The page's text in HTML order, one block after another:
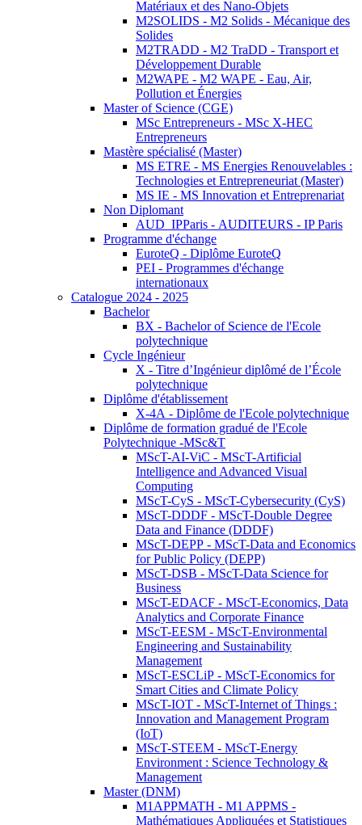
Matériaux et des Nano-Objets
M2SOLIDS - M2 Solids - Mécanique des
Solides
M2TRADD - M2 TraDD - Transport et
Développement Durable
M2WAPE - M2 WAPE - Eau, Air,
Pollution et Énergies
Master of Science (CGE)
MSc Entrepreneurs - MSc X-HEC
Entrepreneurs
Mastère spécialisé (Master)
MS ETRE - MS Energies Renouvelables :
Technologies et Entrepreneuriat (Master)
MS IE - MS Innovation et Entreprenariat
Non Diplomant
AUD_IPParis - AUDITEURS - IP Paris
Programme d'échange
EuroteQ - Diplôme EuroteQ
PEI - Programmes d'échange
internationaux
Catalogue 2024 - 2025
Bachelor
BX - Bachelor of Science de l'Ecole
polytechnique
Cycle Ingénieur
X - Titre d’Ingénieur diplômé de l’École
polytechnique
Diplôme d'établissement
X-4A - Diplôme de l'Ecole polytechnique
Diplôme de formation gradué de l'Ecole
Polytechnique -MSc&T
MScT-AI-ViC - MScT-Artificial
Intelligence and Advanced Visual
Computing
MScT-CyS - MScT-Cybersecurity (CyS)
MScT-DDDF - MScT-Double Degree
Data and Finance (DDDF)
MScT-DEPP - MScT-Data and Economics
for Public Policy (DEPP)
MScT-DSB - MScT-Data Science for
Business
MScT-EDACF - MScT-Economics, Data
Analytics and Corporate Finance
MScT-EESM - MScT-Environmental
Engineering and Sustainability
Management
MScT-ESCLiP - MScT-Economics for
Smart Cities and Climate Policy
MScT-IOT - MScT-Internet of Things :
Innovation and Management Program
(IoT)
MScT-STEEM - MScT-Energy
Environment : Science Technology &
Management
Master (DNM)
M1APPMATH - M1 APPMS -
Mathématiques Appliquées et Statistiques